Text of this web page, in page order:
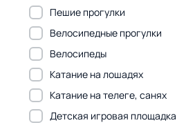
Пешие прогулки
Велосипедные прогулки
Велосипеды
Катание на лошадях
Катание на телеге, санях
Детская игровая площадка